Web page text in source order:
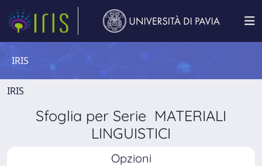
IRIS
IRIS
Sfoglia per Serie MATERIALI
LINGUISTICI
Opzioni